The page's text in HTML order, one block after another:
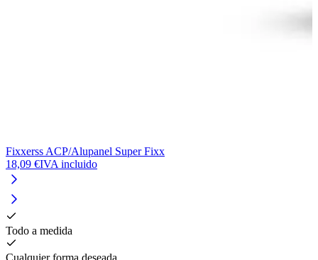
Fixxerss ACP/Alupanel Super Fixx
18,09 €IVA incluido
Todo a medida
Cualquier forma deseada